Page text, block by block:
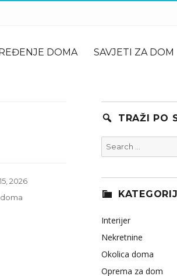
DOMA SAVJETI ZA DOM
2026
TRAŽI PO
Search
for:
Interijer
Nekretnine
Okolica doma
Oprema za dom